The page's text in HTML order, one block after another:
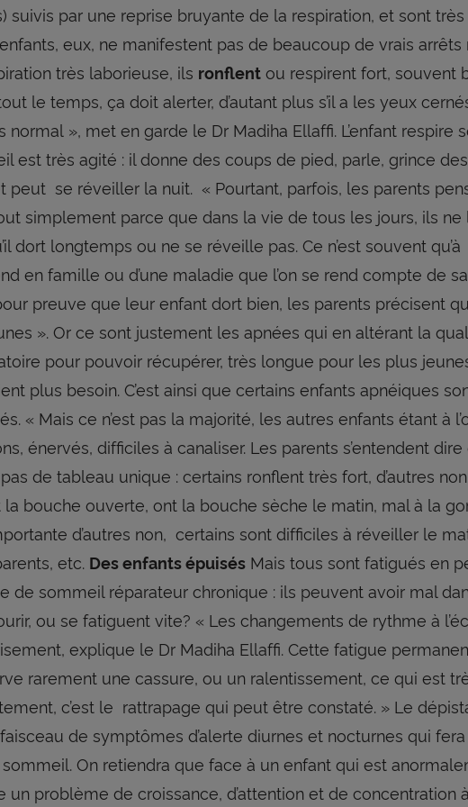
suivis par une reprise bruyante de la respiration, et sont
eux, ne manifestent pas de beaucoup de vrais arrêts
très laborieuse, ils ronflent ou respirent fort, souvent
le temps, ça doit alerter, d’autant plus s’il a les yeux
normal », met en garde le Dr Madiha Ellaffi. L’enfant respire
est très agité : il donne des coups de pied, parle, grince
peut se réveiller la nuit. « Pourtant, parfois, les parents
simplement parce que dans la vie de tous les jours, ils ne
dort longtemps ou ne se réveille pas. Ce n’est souvent
en famille ou d’une maladie que l’on se rend compte de
preuve que leur enfant dort bien, les parents précisent
». Or ce sont justement les apnées qui en altérant la
pour pouvoir récupérer, très longue pour les plus
plus besoin. C’est ainsi que certains enfants apnéiques
« Mais ce n’est pas la majorité, les autres enfants étant à
énervés, difficiles à canaliser. Les parents s’entendent
de tableau unique : certains ronflent très fort, d’autres
bouche ouverte, ont la bouche sèche le matin, mal à la
d’autres non, certains sont difficiles à réveiller le
etc. Des enfants épuisés Mais tous sont fatigués en
de sommeil réparateur chronique : ils peuvent avoir mal
ou se fatiguent vite? « Les changements de rythme à
explique le Dr Madiha Ellaffi. Cette fatigue
rarement une cassure, ou un ralentissement, ce qui est
c’est le rattrapage qui peut être constaté. » Le
de symptômes d’alerte diurnes et nocturnes qui
On retiendra que face à un enfant qui est
un problème de croissance, d’attention et de concentration